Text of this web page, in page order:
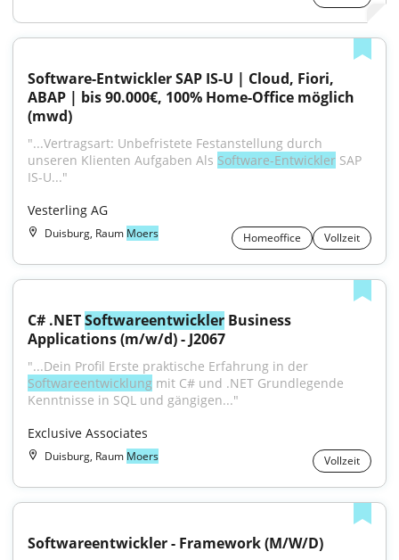
Software-Entwickler SAP IS-U | Cloud, Fiori,
ABAP | bis 90.000€, 100% Home-Office möglich
(mwd)
"...Vertragsart: Unbefristete Festanstellung durch
unseren Klienten Aufgaben Als Software-Entwickler SAP
IS-U..."
Vesterling AG
Duisburg, Raum Moers Homeoffice Vollzeit
C# .NET Softwareentwickler Business
Applications (m/w/d) - J2067
Softwareentwicklung mit C# und .NET Grundlegende
Kenntnisse in SQL und gängigen..."
Exclusive Associates
Duisburg, Raum Moers Vollzeit
Software­entwickler - Framework (M/W/D)